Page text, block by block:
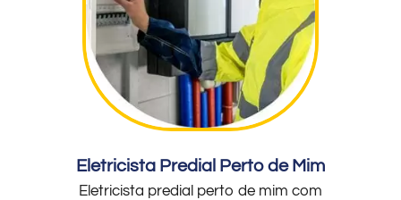
Eletricista Predial Perto de Mim
Eletricista predial perto de mim com